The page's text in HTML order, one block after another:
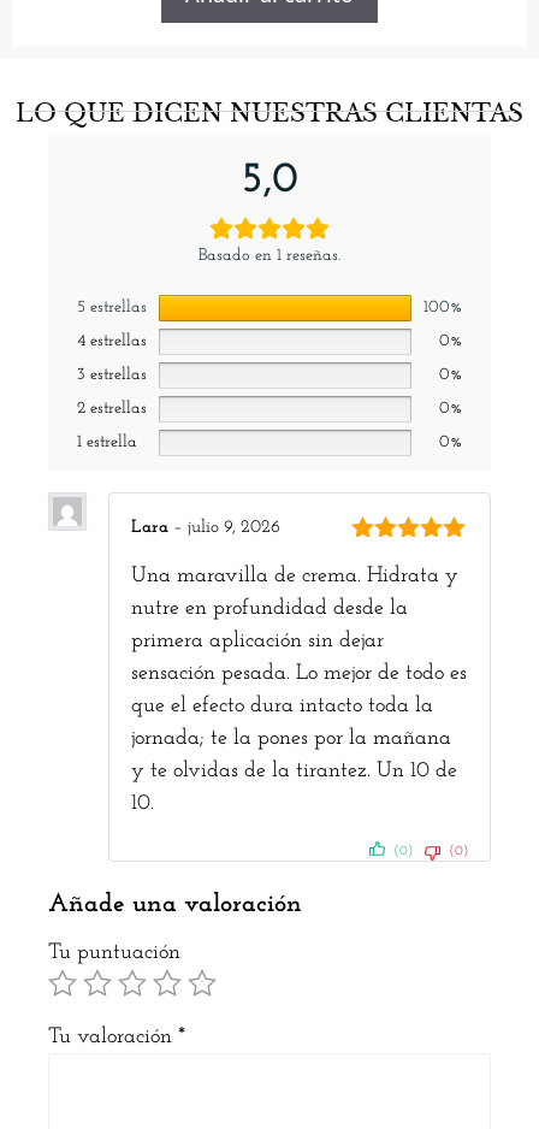
LO QUE DICEN NUESTRAS CLIENTAS
5,0
Basado en 1 reseñas.
5 estrellas
100%
4 estrellas
0%
3 estrellas
0%
2 estrellas
0%
1 estrella
0%
Lara – julio 9, 2026
Una maravilla de crema. Hidrata y
nutre en profundidad desde la
primera aplicación sin dejar
sensación pesada. Lo mejor de todo es
que el efecto dura intacto toda la
jornada; te la pones por la mañana
y te olvidas de la tirantez. Un 10 de
10.
(0) (0)
Añade una valoración
Tu puntuación
Tu valoración *